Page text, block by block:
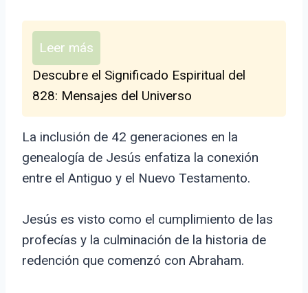
Leer más
Descubre el Significado Espiritual del
828: Mensajes del Universo
La inclusión de 42 generaciones en la
genealogía de Jesús enfatiza la conexión
entre el Antiguo y el Nuevo Testamento.
Jesús es visto como el cumplimiento de las
profecías y la culminación de la historia de
redención que comenzó con Abraham.